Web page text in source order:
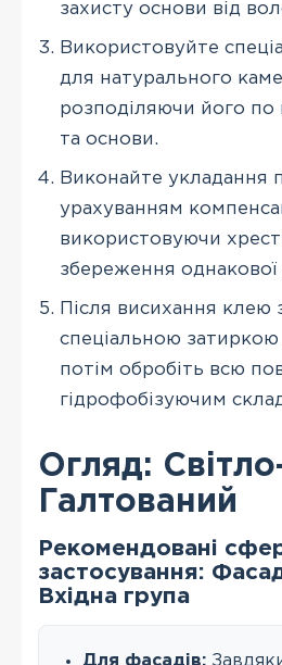
захисту основи від
Використовуйте
для натурального
розподіляючи його по
та основи.
Виконайте укладання
урахуванням
використовуючи
збереження однакової
Після висихання клею
спеціальною
потім обробіть всю
гідрофобізуючим
Огляд:
Галтований
Рекомендовані
застосування:
Вхідна група
Для фасадів: